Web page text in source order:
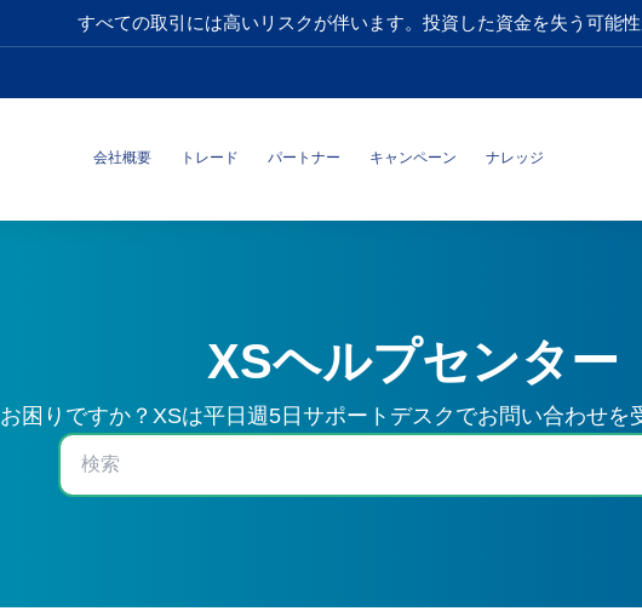
すべての取引には高いリスクが伴います。投資した資金を失う可能性
会社概要 トレード パートナー キャンペーン ナレッジ
XSヘルプセンター
お困りですか？XSは平日週5日サポートデスクでお問い合わせを